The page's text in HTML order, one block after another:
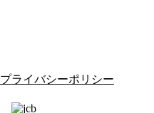
プライバシーポリシー